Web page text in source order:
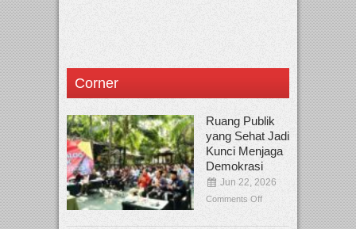
Corner
Ruang Publik
yang Sehat Jadi
Kunci Menjaga
Demokrasi
Jun 22, 2026
Comments Off